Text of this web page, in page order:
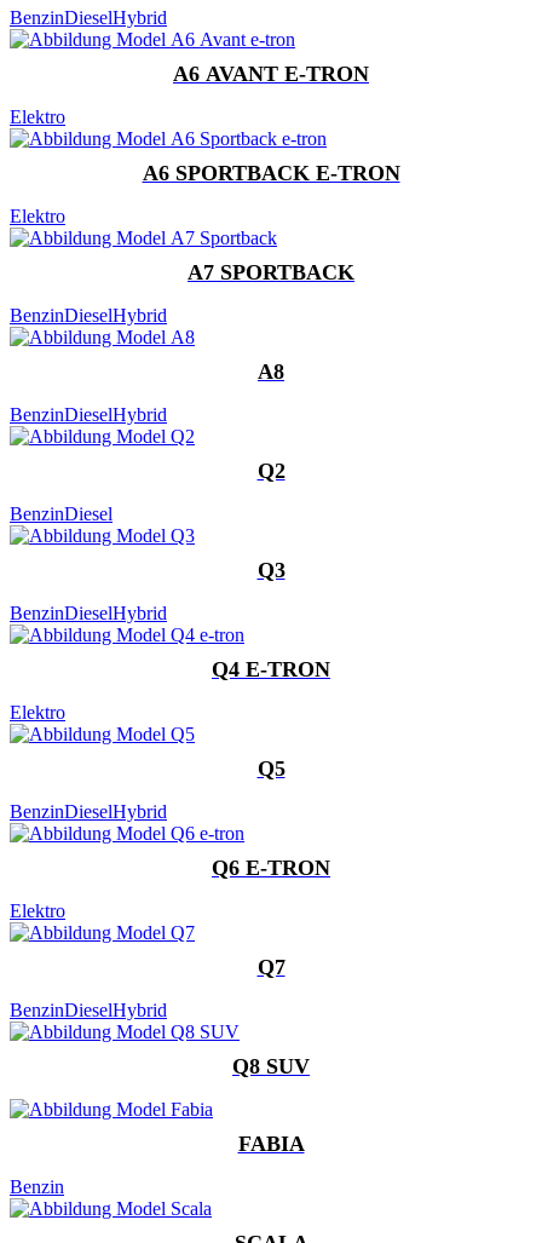
BenzinDieselHybrid
A6 AVANT E-TRON
Elektro
A6 SPORTBACK E-TRON
Elektro
A7 SPORTBACK
BenzinDieselHybrid
A8
BenzinDieselHybrid
Q2
BenzinDiesel
Q3
BenzinDieselHybrid
Q4 E-TRON
Elektro
Q5
BenzinDieselHybrid
Q6 E-TRON
Elektro
Q7
BenzinDieselHybrid
Q8 SUV
FABIA
Benzin